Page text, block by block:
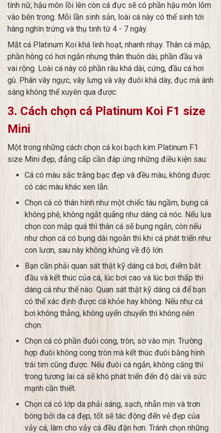
tính nữ, hậu môn lồi lên còn cá đực sẽ có phần hậu môn lõm
vào bên trong. Mỗi lần sinh sản, loài cá này có thể sinh tới
hàng nghìn trứng và thụ tinh từ 4 - 7 ngày.
Mắt cá Platinum Koi khá linh hoạt, nhanh nhạy. Thân cá mập,
phần hông có hơi ngắn nhưng thân thuôn dài, phần đầu và
vai rộng. Loài cá này có phần râu khá dài, cứng, đầu cá hơi
gù. Phân vây ngực, vây lưng và vây đuôi khá dày, đục mà ánh
sáng không thể xuyên qua được.
3. Cách chọn cá Platinum Koi F1 size
Mini
Một trong những cách chọn cá koi bạch kim Platinum F1
size Mini đẹp, đẳng cấp cần đáp ứng những điều kiện sau:
Cá có màu sắc trắng bạc đẹp và đều màu, không được
có các màu khác xen lẫn.
Chọn cá có thân hình như một chiếc tàu ngầm, bụng cá
không phệ, không ngắt quãng như dáng cá nóc. Nếu lựa
chọn con mập quá thì thân cá sẽ bụng ngắn, còn nếu
như chọn cá có bụng dài ngoằn thì khi cá phát triển như
con lươn, sau này không khủng về độ lớn.
Bạn cần phải quan sát thật kỹ dáng cá bơi, điểm bắt
đầu và kết thúc của cá, lúc bơi cao và lúc bơi thấp thì
dáng cá như thế nào. Quan sát thật kỹ dáng cá để bạn
có thể xác định được cá khỏe hay không. Nếu như cá
bơi không thẳng, không uyển chuyển thì không nên
chọn.
Chọn cá có phần đuôi cong, tròn, sờ vào mịn. Trường
hợp đuôi không cong tròn mà kết thúc đuôi bằng hình
trái tim cũng được. Nếu đuôi cá ngắn, không căng thì
trong tương lai cá sẽ khó phát triển đến độ dài và sức
mạnh cần thiết.
Chọn cá có lớp da phải sáng, sạch, nhẵn mịn và trơn
bóng bởi da cá đẹp, tốt sẽ tác động đến vẻ đẹp của
vảy cá, làm cho vảy cá đều đặn hơn. Tránh chọn những